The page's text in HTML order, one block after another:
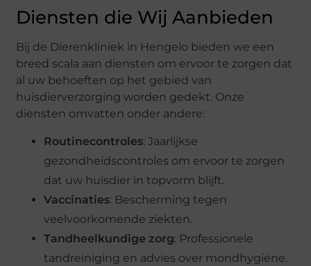
Diensten die Wij Aanbieden
Bij de Dierenkliniek in Hengelo bieden we een
breed scala aan diensten om ervoor te zorgen dat
al uw behoeften op het gebied van
huisdierverzorging worden gedekt. Onze
diensten omvatten onder andere:
Routinecontroles: Jaarlijkse
gezondheidscontroles om ervoor te zorgen
dat uw huisdier in topvorm blijft.
Vaccinaties: Bescherming tegen
veelvoorkomende ziekten.
Tandheelkundige zorg: Professionele
tandreiniging en advies over mondhygiëne.